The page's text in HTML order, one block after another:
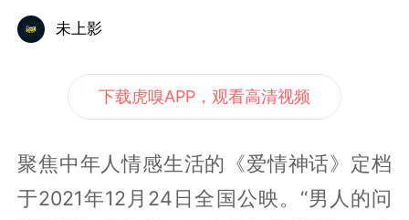
未上影
下载虎嗅APP，观看高清视频
聚焦中年人情感生活的《爱情神话》定档
于2021年12月24日全国公映。“男人的问